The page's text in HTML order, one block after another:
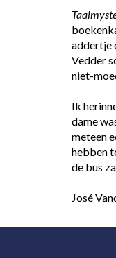
addertje
Vedder
niet-
Ik
dame
meteen
hebben
de bus
José